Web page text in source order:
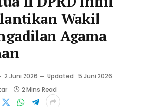
Wakil
Agama
2 Juni 2026 Updated: 5 Juni 2026
2 Mins Read